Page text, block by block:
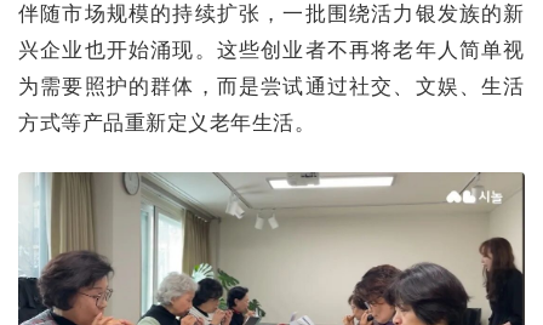
伴随市场规模的持续扩张，一批围绕活力银发族的新
兴企业也开始涌现。这些创业者不再将老年人简单视
为需要照护的群体，而是尝试通过社交、文娱、生活
方式等产品重新定义老年生活。